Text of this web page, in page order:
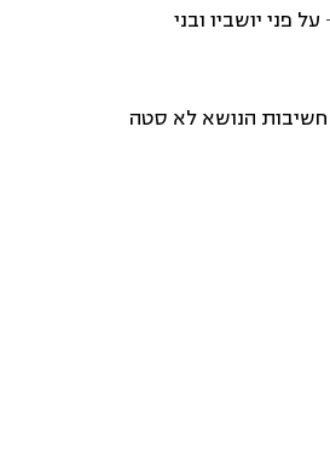
סוהרים מתחולתו – על פני יושביו ובני
חשיבות הנושא לא סטה